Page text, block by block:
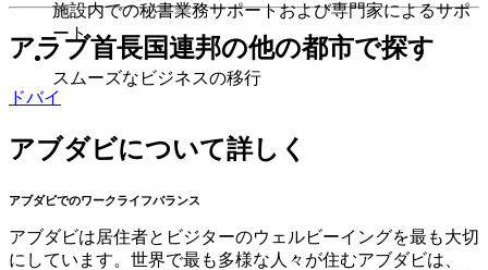
施設内での秘書業務サポートおよび専門家によるサポ
ート
スムーズなビジネスの移行
アラブ首長国連邦の他の都市で探す
ドバイ
アブダビについて詳しく
アブダビでのワークライフバランス
アブダビは居住者とビジターのウェルビーイングを最も大切
にしています。世界で最も多様な人々が住むアブダビは、